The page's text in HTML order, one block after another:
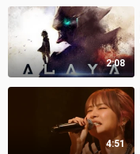
2:08
4:51